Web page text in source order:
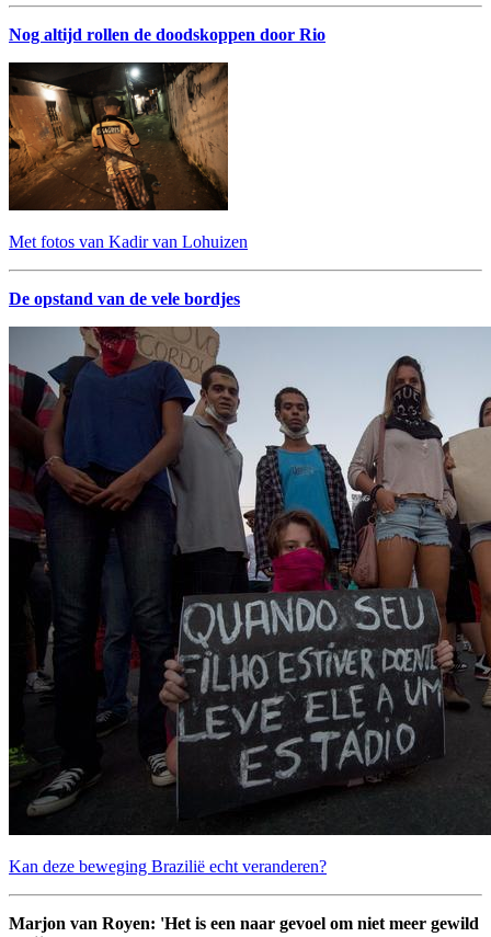
Nog altijd rollen de doodskoppen door Rio
Met fotos van Kadir van Lohuizen
De opstand van de vele bordjes
Kan deze beweging Brazilië echt veranderen?
Marjon van Royen: 'Het is een naar gevoel om niet meer gewild